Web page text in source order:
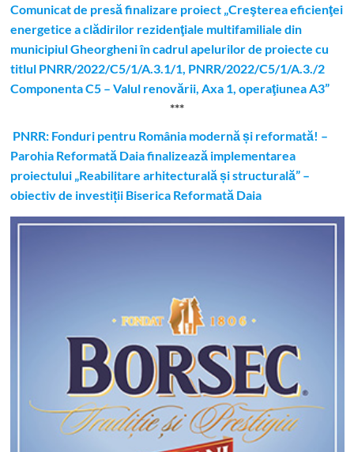
Comunicat de presă finalizare proiect „Creşterea eficienţei
energetice a clădirilor rezidenţiale multifamiliale din
municipiul Gheorgheni în cadrul apelurilor de proiecte cu
titlul PNRR/2022/C5/1/A.3.1/1, PNRR/2022/C5/1/A.3./2
Componenta C5 – Valul renovării, Axa 1, operaţiunea A3”
***
PNRR: Fonduri pentru România modernă și reformată! –
Parohia Reformată Daia finalizează implementarea
proiectului „Reabilitare arhitecturală și structurală” –
obiectiv de investiții Biserica Reformată Daia